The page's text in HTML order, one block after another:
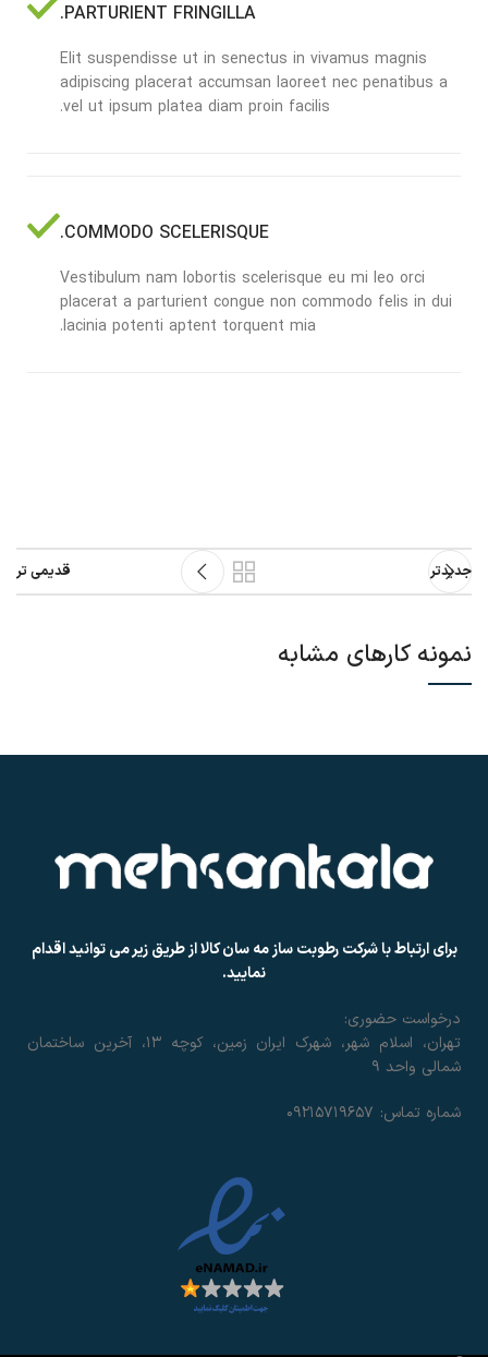
PARTURIENT FRINGILLA.
Elit suspendisse ut in senectus in vivamus magnis
adipiscing placerat accumsan laoreet nec penatibus a
vel ut ipsum platea diam proin facilis.
COMMODO SCELERISQUE.
Vestibulum nam lobortis scelerisque eu mi leo orci
placerat a parturient congue non commodo felis in dui
lacinia potenti aptent torquent mia.
جدیدتر قدیمی تر
نمونه کارهای مشابه
DECOR
ET VESTIBULUM QUIS A SUSPENDISSE
برای ارتباط با شرکت رطوبت ساز مه سان کالا از طریق زیر می توانید اقدام
نمایید.
درخواست حضوری:
تهران، اسلام شهر، شهرک ایران زمین، کوچه ۱۳، آخرین ساختمان
شمالی واحد ۹
شماره تماس: ۰۹۲۱۵۷۱۹۶۵۷